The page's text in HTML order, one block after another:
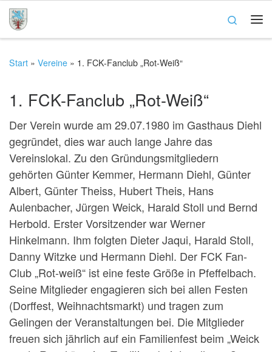
Zum Inhalt springen
Search
Start » Vereine » 1. FCK-Fanclub „Rot-Weiß“
1. FCK-Fanclub „Rot-Weiß“
Der Verein wurde am 29.07.1980 im Gasthaus Diehl
gegründet, dies war auch lange Jahre das
Vereinslokal. Zu den Gründungsmitgliedern
gehörten Günter Kemmer, Hermann Diehl, Günter
Albert, Günter Theiss, Hubert Theis, Hans
Aulenbacher, Jürgen Weick, Harald Stoll und Bernd
Herbold. Erster Vorsitzender war Werner
Hinkelmann. Ihm folgten Dieter Jaqui, Harald Stoll,
Danny Witzke und Hermann Diehl. Der FCK Fan-
Club „Rot-weiß“ ist eine feste Größe in Pfeffelbach.
Seine Mitglieder engagieren sich bei allen Festen
(Dorffest, Weihnachtsmarkt) und tragen zum
Gelingen der Veranstaltungen bei. Die Mitglieder
freuen sich jährlich auf ein Familienfest beim „Weick